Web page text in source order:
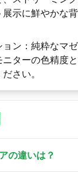
示に鮮やかな
ン：純粋なマ
ターの色精度
さい。
の違いは？